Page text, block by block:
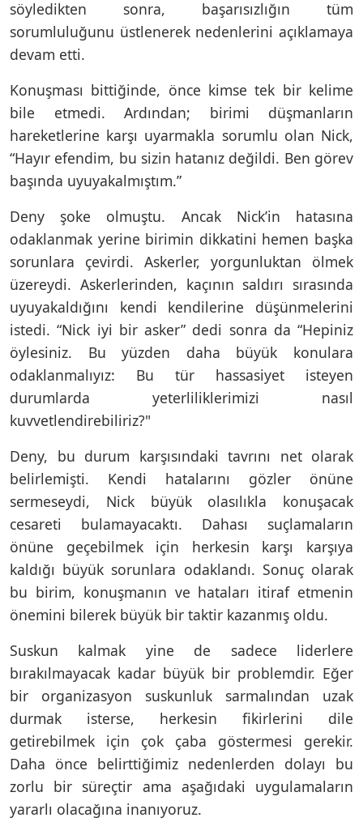
söyledikten sonra, başarısızlığın tüm
sorumluluğunu üstlenerek nedenlerini açıklamaya
devam etti.
Konuşması bittiğinde, önce kimse tek bir kelime
bile etmedi. Ardından; birimi düşmanların
hareketlerine karşı uyarmakla sorumlu olan Nick,
“Hayır efendim, bu sizin hatanız değildi. Ben görev
başında uyuyakalmıştım.”
Deny şoke olmuştu. Ancak Nick’in hatasına
odaklanmak yerine birimin dikkatini hemen başka
sorunlara çevirdi. Askerler, yorgunluktan ölmek
üzereydi. Askerlerinden, kaçının saldırı sırasında
uyuyakaldığını kendi kendilerine düşünmelerini
istedi. “Nick iyi bir asker” dedi sonra da “Hepiniz
öylesiniz. Bu yüzden daha büyük konulara
odaklanmalıyız: Bu tür hassasiyet isteyen
durumlarda yeterliliklerimizi nasıl
kuvvetlendirebiliriz?"
Deny, bu durum karşısındaki tavrını net olarak
belirlemişti. Kendi hatalarını gözler önüne
sermeseydi, Nick büyük olasılıkla konuşacak
cesareti bulamayacaktı. Dahası suçlamaların
önüne geçebilmek için herkesin karşı karşıya
kaldığı büyük sorunlara odaklandı. Sonuç olarak
bu birim, konuşmanın ve hataları itiraf etmenin
önemini bilerek büyük bir taktir kazanmış oldu.
Suskun kalmak yine de sadece liderlere
bırakılmayacak kadar büyük bir problemdir. Eğer
bir organizasyon suskunluk sarmalından uzak
durmak isterse, herkesin fikirlerini dile
getirebilmek için çok çaba göstermesi gerekir.
Daha önce belirttiğimiz nedenlerden dolayı bu
zorlu bir süreçtir ama aşağıdaki uygulamaların
yararlı olacağına inanıyoruz.